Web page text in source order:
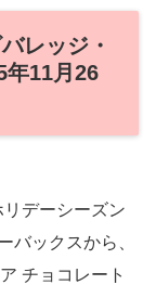
レッジ・
年11月26
デーシーズン
バックスから、
チョコレート